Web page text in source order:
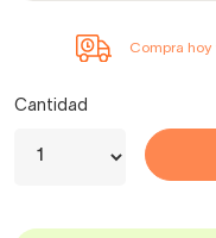
Compra hoy
Cantidad